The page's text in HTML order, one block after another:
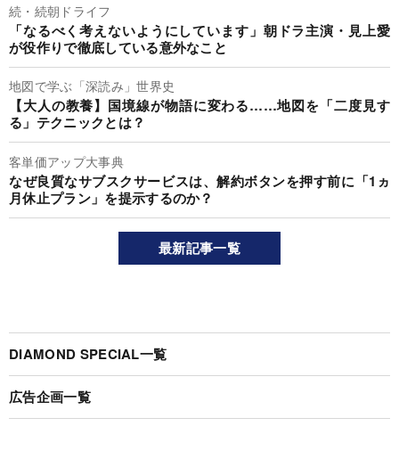
続・続朝ドライフ
「なるべく考えないようにしています」朝ドラ主演・見上愛
が役作りで徹底している意外なこと
地図で学ぶ「深読み」世界史
【大人の教養】国境線が物語に変わる……地図を「二度見す
る」テクニックとは？
客単価アップ大事典
なぜ良質なサブスクサービスは、解約ボタンを押す前に「1ヵ
月休止プラン」を提示するのか？
最新記事一覧
DIAMOND SPECIAL一覧
広告企画一覧